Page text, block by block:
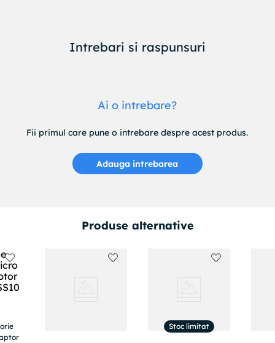
Intrebari si raspunsuri
Ai o intrebare?
Fii primul care pune o intrebare despre acest produs.
Adauga intrebarea
Produse alternative
Stoc limitat